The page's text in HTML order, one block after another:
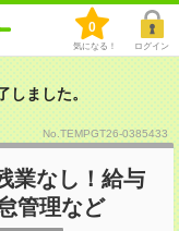
0
気になる！ ログイン
しました。
No.TEMPGT26-0385433
業なし！給与
管理など